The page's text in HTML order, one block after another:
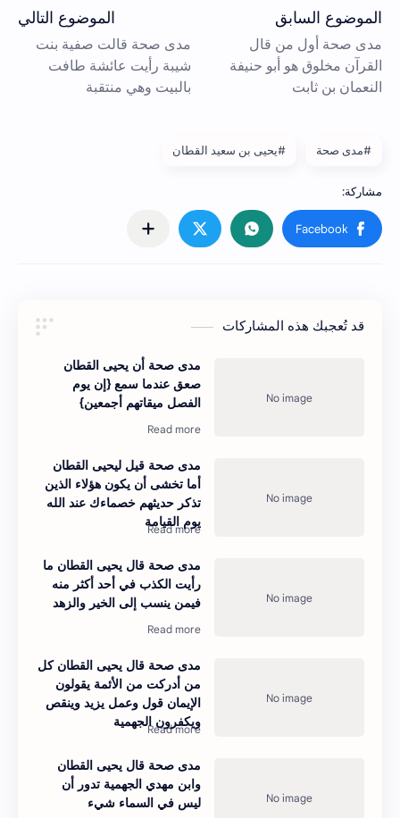
#مدى صحة #يحيى بن سعيد القطان
قد تُعجبك هذه المشاركات
مدى صحة أن يحيى القطان
صعق عندما سمع {إن يوم
الفصل ميقاتهم أجمعين}
مدى صحة قيل ليحيى القطان
أما تخشى أن يكون هؤلاء الذين
تذكر حديثهم خصماءك عند الله
يوم القيامة
مدى صحة قال يحيى القطان ما
رأيت الكذب في أحد أكثر منه
فيمن ينسب إلى الخير والزهد
مدى صحة قال يحيى القطان كل
من أدركت من الأئمة يقولون
الإيمان قول وعمل يزيد وينقص
ويكفرون الجهمية
مدى صحة قال يحيى القطان
وابن مهدي الجهمية تدور أن
ليس في السماء شيء